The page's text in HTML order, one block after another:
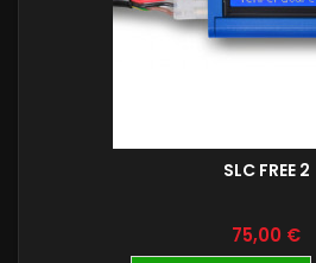
SLC FREE 2
Prix
75,00 €